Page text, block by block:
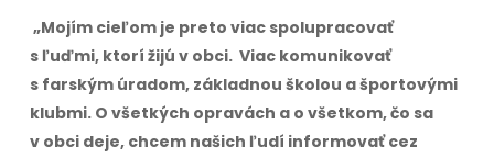
„Mojím cieľom je preto viac spolupracovať
s ľuďmi, ktorí žijú v obci. Viac komunikovať
s farským úradom, základnou školou a športovými
klubmi. O všetkých opravách a o všetkom, čo sa
v obci deje, chcem našich ľudí informovať cez